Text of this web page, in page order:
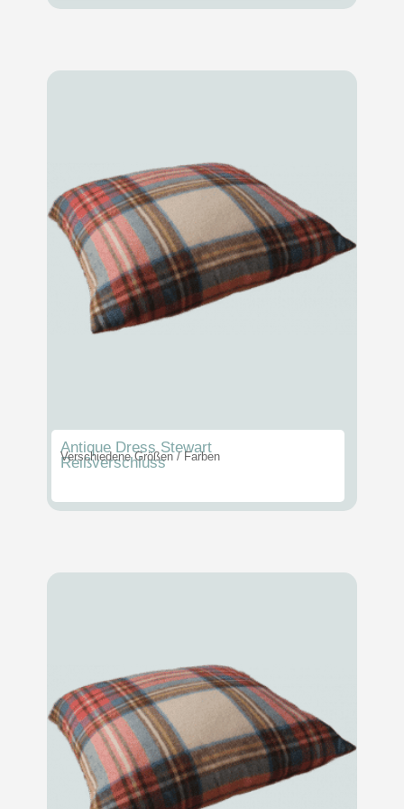
Antique Dress Stewart
Reißverschluss
Verschiedene Größen / Farben